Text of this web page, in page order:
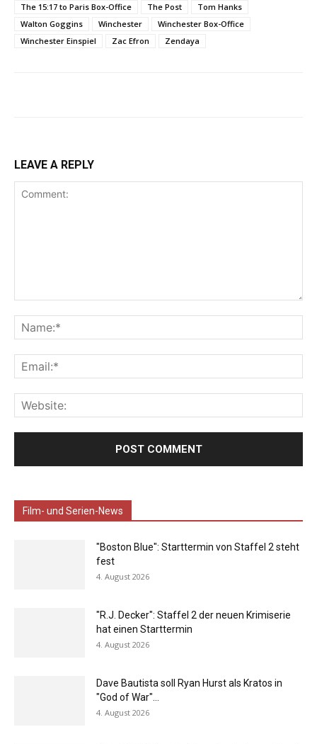
The 15:17 to Paris Box-Office
The Post
Tom Hanks
Walton Goggins
Winchester
Winchester Box-Office
Winchester Einspiel
Zac Efron Zendaya
LEAVE A REPLY
Film- und Serien-News
"Boston Blue": Starttermin von Staffel 2 steht
fest
4. August 2026
"R.J. Decker": Staffel 2 der neuen Krimiserie
hat einen Starttermin
4. August 2026
Dave Bautista soll Ryan Hurst als Kratos in
"God of War"...
4. August 2026